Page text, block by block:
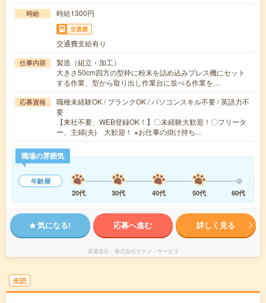
時給 時給1300円
交通費
交通費支給有り
仕事内容
製造（組立・加工）
大きさ50cm四方の型枠に粉末を詰め込みプレス機にセット
する作業、型から取り出し作業台に並べる作業を…
応募資格
職種未経験OK / ブランクOK / パソコンスキル不要 / 英語力不
要
【来社不要、WEB登録OK！】〇未経験大歓迎！〇フリータ
ー、主婦(夫) 大歓迎！ ※お仕事の掛け持ち…
職場の雰囲気
年齢層
20代
30代 40代 50代 60代
気になる! 応募へ進む 詳しく見る
派遣会社 株式会社テクノ・サービス
未読